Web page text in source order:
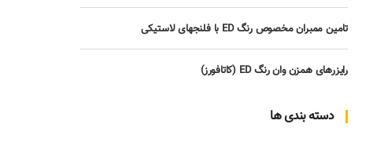
تامین ممبران مخصوص رنگ ED با فلنجهای لاستیکی
رایزرهای همزن وان رنگ ED (کاتافورز)
دسته بندی ها